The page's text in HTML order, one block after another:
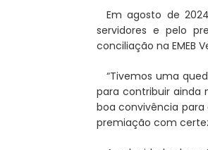
Em agosto de
servidores e pelo
conciliação na EMEB
“Tivemos uma
para contribuir ainda
boa convivência para
premiação com